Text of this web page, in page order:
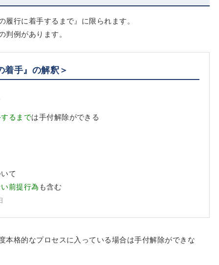
行に着手するまで』に限られます。
例があります。
着手』の解釈＞
るまでは手付解除ができる
て
前提行為 も含む
本格的なプロセスに入っている場合は手付解除ができな